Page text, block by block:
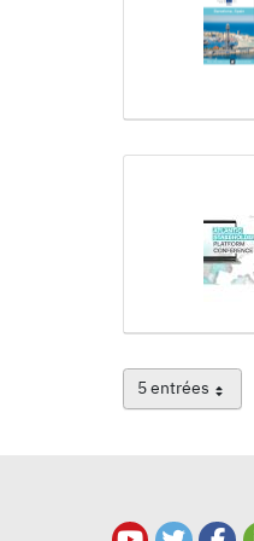
5 entréesPar page